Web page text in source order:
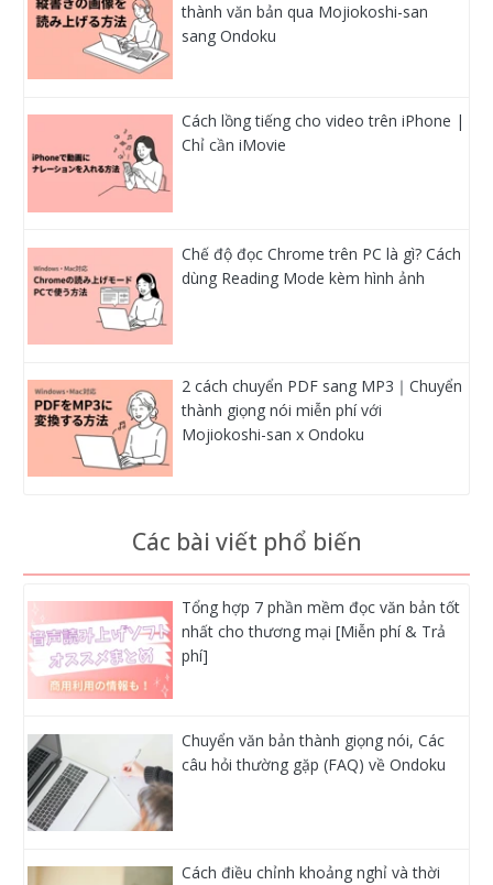
thành văn bản qua Mojiokoshi-san
sang Ondoku
Cách lồng tiếng cho video trên iPhone |
Chỉ cần iMovie
Chế độ đọc Chrome trên PC là gì? Cách
dùng Reading Mode kèm hình ảnh
2 cách chuyển PDF sang MP3｜Chuyển
thành giọng nói miễn phí với
Mojiokoshi-san x Ondoku
Các bài viết phổ biến
Tổng hợp 7 phần mềm đọc văn bản tốt
nhất cho thương mại [Miễn phí & Trả
phí]
Chuyển văn bản thành giọng nói, Các
câu hỏi thường gặp (FAQ) về Ondoku
Cách điều chỉnh khoảng nghỉ và thời